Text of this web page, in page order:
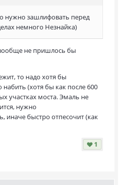
нужно зашлифовать перед
немного Незнайка)
не пришлось бы
то надо хотя бы
(хотя бы как после 600
участках моста. Эмаль не
нужно
иначе быстро отпесочит (как
1